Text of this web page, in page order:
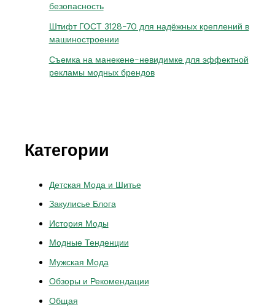
безопасность
Штифт ГОСТ 3128-70 для надёжных креплений в
машиностроении
Съемка на манекене-невидимке для эффектной
рекламы модных брендов
Категории
Детская Мода и Шитье
Закулисье Блога
История Моды
Модные Тенденции
Мужская Мода
Обзоры и Рекомендации
Общая